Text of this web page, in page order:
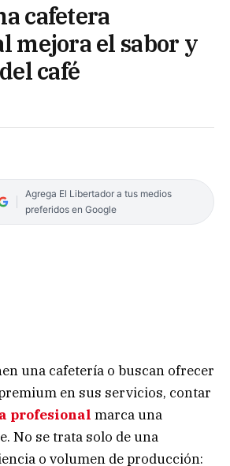
cafetera
mejora el sabor y
café
Agrega El Libertador a tus medios
preferidos en Google
una cafetería o buscan ofrecer
en sus servicios, contar
profesional marca una
No se trata solo de una
o volumen de producción: